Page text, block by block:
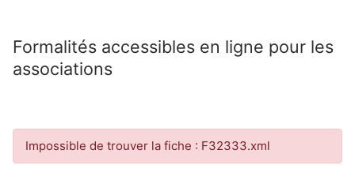
Formalités accessibles en ligne pour les
associations
Impossible de trouver la fiche : F32333.xml